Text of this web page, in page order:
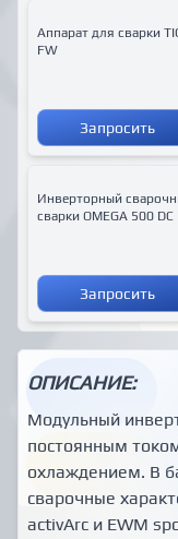
Аппарат для сварки
FW
Запросить
Инверторный
сварки OMEGA 500 DC
Запросить
ОПИСАНИЕ:
Модульный
постоянным
охлаждением. В
сварочные
activArc и EWM